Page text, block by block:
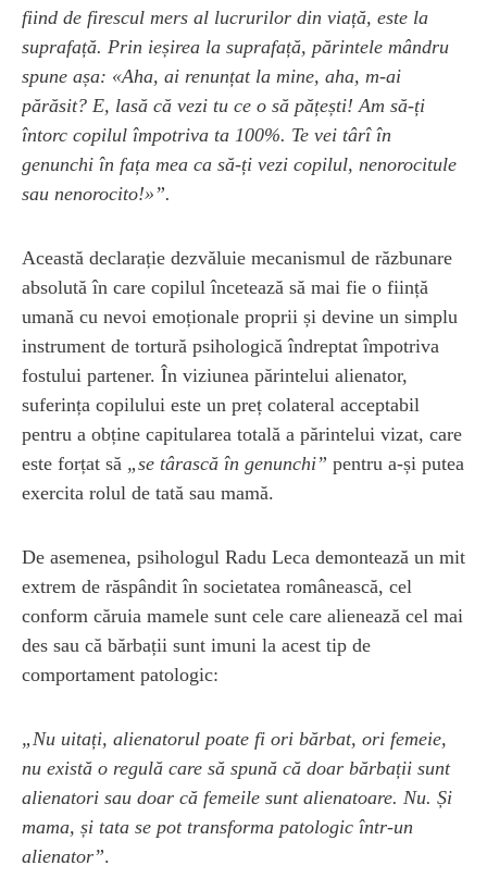
fiind de firescul mers al lucrurilor din viață, este la
suprafață. Prin ieșirea la suprafață, părintele mândru
spune așa: «Aha, ai renunțat la mine, aha, m-ai
părăsit? E, lasă că vezi tu ce o să pățești! Am să-ți
întorc copilul împotriva ta 100%. Te vei târî în
genunchi în fața mea ca să-ți vezi copilul, nenorocitule
sau nenorocito!»”.
Această declarație dezvăluie mecanismul de răzbunare
absolută în care copilul încetează să mai fie o ființă
umană cu nevoi emoționale proprii și devine un simplu
instrument de tortură psihologică îndreptat împotriva
fostului partener. În viziunea părintelui alienator,
suferința copilului este un preț colateral acceptabil
pentru a obține capitularea totală a părintelui vizat, care
este forțat să „se târască în genunchi” pentru a-și putea
exercita rolul de tată sau mamă.
De asemenea, psihologul Radu Leca demontează un mit
extrem de răspândit în societatea românească, cel
conform căruia mamele sunt cele care alienează cel mai
des sau că bărbații sunt imuni la acest tip de
comportament patologic:
„Nu uitați, alienatorul poate fi ori bărbat, ori femeie,
nu există o regulă care să spună că doar bărbații sunt
alienatori sau doar că femeile sunt alienatoare. Nu. Și
mama, și tata se pot transforma patologic într-un
alienator”.